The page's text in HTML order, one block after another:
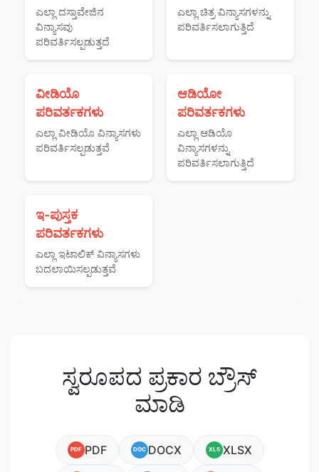
ಎಲ್ಲಾ ದಸ್ತಾವೇಜಿನ
ವಿನ್ಯಾಸವು
ಪರಿವರ್ತಿಸಲ್ಪಡುತ್ತದೆ
ಎಲ್ಲಾ ಚಿತ್ರ ವಿನ್ಯಾಸಗಳನ್ನು
ಪರಿವರ್ತಿಸಲಾಗುತ್ತಿದೆ
ವೀಡಿಯೊ
ಪರಿವರ್ತಕಗಳು
ಎಲ್ಲಾ ವೀಡಿಯೊ ವಿನ್ಯಾಸಗಳು
ಪರಿವರ್ತಿಸಲ್ಪಡುತ್ತವೆ
ಆಡಿಯೋ
ಪರಿವರ್ತಕಗಳು
ಎಲ್ಲಾ ಆಡಿಯೊ
ವಿನ್ಯಾಸಗಳನ್ನು
ಪರಿವರ್ತಿಸಲಾಗುತ್ತಿದೆ
ಇ-ಪುಸ್ತಕ
ಪರಿವರ್ತಕಗಳು
ಎಲ್ಲಾ ಇಟಾಲಿಕ್ ವಿನ್ಯಾಸಗಳು
ಬದಲಾಯಿಸಲ್ಪಡುತ್ತವೆ
ಸ್ವರೂಪದ ಪ್ರಕಾರ ಬ್ರೌಸ್
ಮಾಡಿ
PDF PDF DOC DOCX XLS XLSX